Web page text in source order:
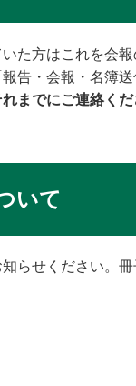
た方はこれを会
告・会報・名簿
までにご連絡くだ
いて
らせください。冊